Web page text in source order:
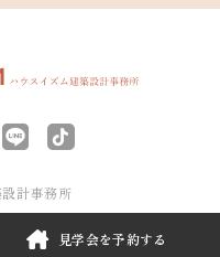
計事務所
見学会を予約する